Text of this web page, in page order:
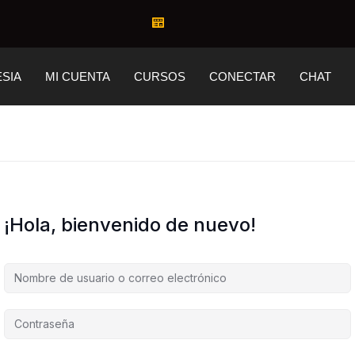
MI CUENTA CURSOS CONECTAR CHAT
¡Hola, bienvenido de nuevo!